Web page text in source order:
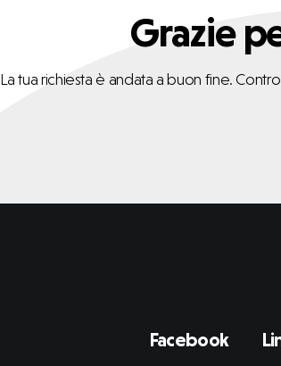
Grazie
La tua richiesta è andata a buon fine.
Facebook